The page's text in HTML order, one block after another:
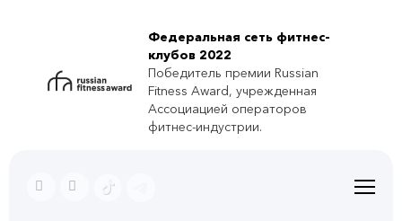
Федеральная сеть фитнес-
клубов 2022
Победитель премии Russian
Fitness Award, учрежденная
Ассоциацией операторов
фитнес-индустрии.